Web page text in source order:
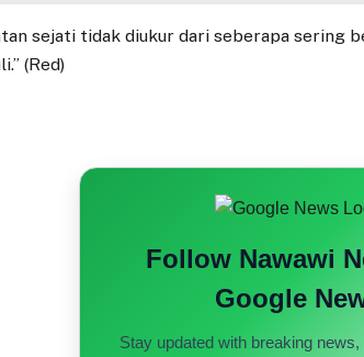
sejati tidak diukur dari seberapa sering
(Red)
Follow Nawawi
Google
Stay updated with breaking